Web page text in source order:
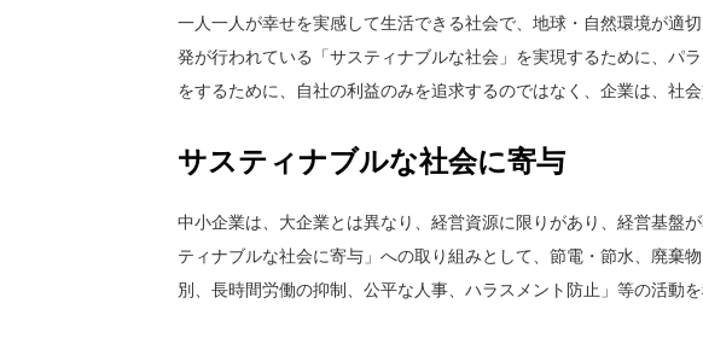
一人一人が幸せを実感して生活できる社会で、地球・自然環境が適
発が行われている「サスティナブルな社会」を実現するために、パ
をするために、自社の利益のみを追求するのではなく、企業は、社
サスティナブルな社会に寄与
中小企業は、大企業とは異なり、経営資源に限りがあり、経営基盤
ティナブルな社会に寄与」への取り組みとして、節電・節水、廃棄
別、長時間労働の抑制、公平な人事、ハラスメント防止」等の活動を